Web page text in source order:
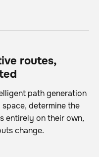
routes,
path generation
determine the
entirely on their own,
change.